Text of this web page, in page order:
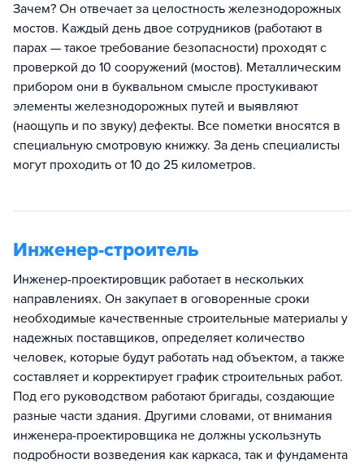
Зачем? Он отвечает за целостность железнодорожных
мостов. Каждый день двое сотрудников (работают в
парах — такое требование безопасности) проходят с
проверкой до 10 сооружений (мостов). Металлическим
прибором они в буквальном смысле простукивают
элементы железнодорожных путей и выявляют
(наощупь и по звуку) дефекты. Все пометки вносятся в
специальную смотровую книжку. За день специалисты
могут проходить от 10 до 25 километров.
Инженер-строитель
Инженер-проектировщик работает в нескольких
направлениях. Он закупает в оговоренные сроки
необходимые качественные строительные материалы у
надежных поставщиков, определяет количество
человек, которые будут работать над объектом, а также
составляет и корректирует график строительных работ.
Под его руководством работают бригады, создающие
разные части здания. Другими словами, от внимания
инженера-проектировщика не должны ускользнуть
подробности возведения как каркаса, так и фундамента